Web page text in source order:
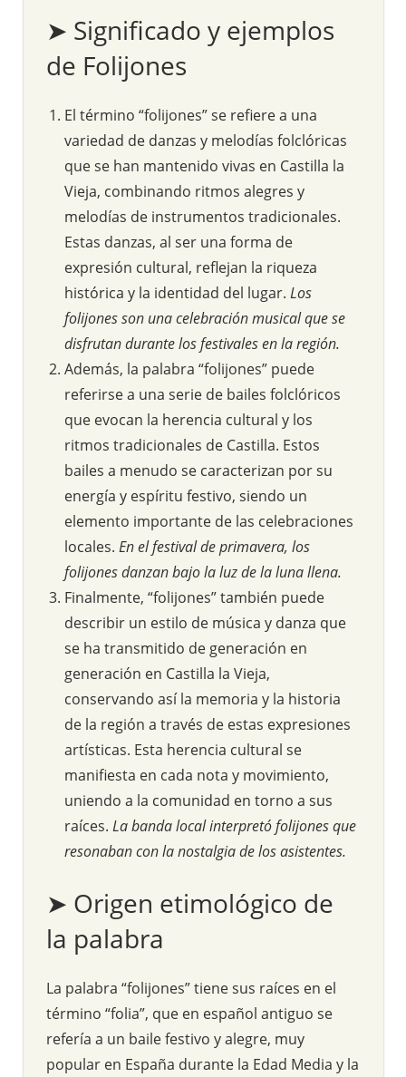
➤ Significado y ejemplos
de Folijones
El término “folijones” se refiere a una
variedad de danzas y melodías folclóricas
que se han mantenido vivas en Castilla la
Vieja, combinando ritmos alegres y
melodías de instrumentos tradicionales.
Estas danzas, al ser una forma de
expresión cultural, reflejan la riqueza
histórica y la identidad del lugar. Los
folijones son una celebración musical que se
disfrutan durante los festivales en la región.
Además, la palabra “folijones” puede
referirse a una serie de bailes folclóricos
que evocan la herencia cultural y los
ritmos tradicionales de Castilla. Estos
bailes a menudo se caracterizan por su
energía y espíritu festivo, siendo un
elemento importante de las celebraciones
locales. En el festival de primavera, los
folijones danzan bajo la luz de la luna llena.
Finalmente, “folijones” también puede
describir un estilo de música y danza que
se ha transmitido de generación en
generación en Castilla la Vieja,
conservando así la memoria y la historia
de la región a través de estas expresiones
artísticas. Esta herencia cultural se
manifiesta en cada nota y movimiento,
uniendo a la comunidad en torno a sus
raíces. La banda local interpretó folijones que
resonaban con la nostalgia de los asistentes.
➤ Origen etimológico de
la palabra
La palabra “folijones” tiene sus raíces en el
término “folia”, que en español antiguo se
refería a un baile festivo y alegre, muy
popular en España durante la Edad Media y la